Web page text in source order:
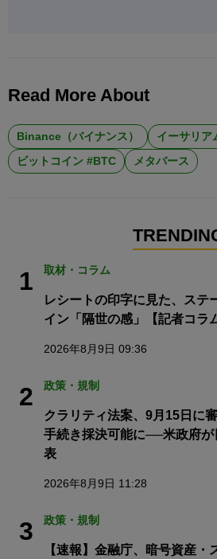
Read More About
Binance（バイナンス）
イーサリア
ビットコイン #BTC
メタバース
1 取材・コラム
レシートの印字に見た、ステ
イン「隔世の感」【記者コラ
2026年8月9日 09:36
2 政策・規制
クラリティ法案、9月15日に
手続き採決可能に──米政府が
表
2026年8月9日 11:28
3 政策・規制
【速報】金融庁、暗号資産・